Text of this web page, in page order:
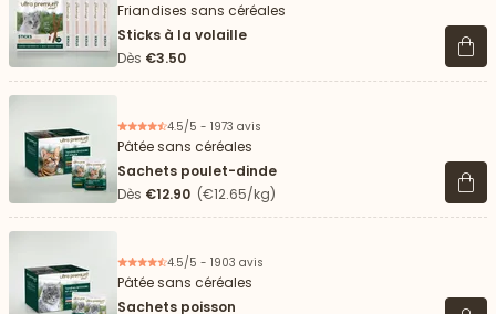
Friandises sans céréales
Sticks à la volaille
Dès €3.50 Voir
4.5/5 - 1973 avis
Pâtée sans céréales
Sachets poulet-dinde
Dès €12.90 (€12.65/kg) Voir
4.5/5 - 1903 avis
Pâtée sans céréales
Sachets poisson